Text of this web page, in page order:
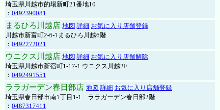
埼玉県川越市的場新町21番地10
： 0492390081
まるひろ川越店 地図 詳細 お気に入り店舗登録
川越市新富町2-6-1まるひろ川越6階
： 0492272021
ウニクス川越店 地図 詳細 お気に入り店舗解除
埼玉県川越市新宿町1-17-1 ウニクス川越2F
： 0492491551
ララガーデン春日部店 地図 詳細 お気に入り店舗登録
埼玉県春日部市南1丁目1-1 ララガーデン春日部2階
： 0487317411